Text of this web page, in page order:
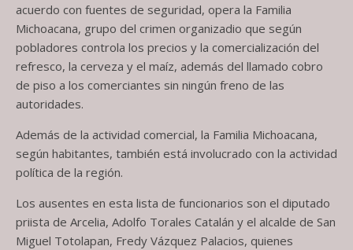
acuerdo con fuentes de seguridad, opera la Familia
Michoacana, grupo del crimen organizadio que según
pobladores controla los precios y la comercialización del
refresco, la cerveza y el maíz, además del llamado cobro
de piso a los comerciantes sin ningún freno de las
autoridades.
Además de la actividad comercial, la Familia Michoacana,
según habitantes, también está involucrado con la actividad
política de la región.
Los ausentes en esta lista de funcionarios son el diputado
priista de Arcelia, Adolfo Torales Catalán y el alcalde de San
Miguel Totolapan, Fredy Vázquez Palacios, quienes